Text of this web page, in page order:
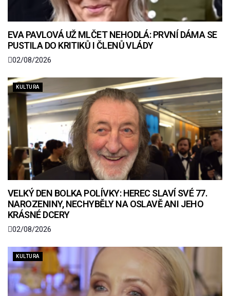
EVA PAVLOVÁ UŽ MLČET NEHODLÁ: PRVNÍ DÁMA SE
PUSTILA DO KRITIKŮ I ČLENŮ VLÁDY
02/08/2026
KULTURA
VELKÝ DEN BOLKA POLÍVKY: HEREC SLAVÍ SVÉ 77.
NAROZENINY, NECHYBĚLY NA OSLAVĚ ANI JEHO
KRÁSNÉ DCERY
02/08/2026
KULTURA